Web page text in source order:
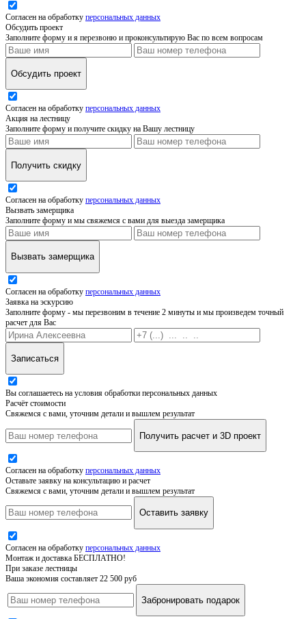
Согласен на обработку персональных данных
Обсудить проект
Заполните форму и я перезвоню и проконсультирую Вас по всем вопросам
Обсудить проект
Согласен на обработку персональных данных
Акция на лестницу
Заполните форму и получите скидку на Вашу лестницу
Получить скидку
Согласен на обработку персональных данных
Вызвать замерщика
Заполните форму и мы свяжемся с вами для выезда замерщика
Вызвать замерщика
Согласен на обработку персональных данных
Заявка на эскурсию
Заполните форму - мы перезвоним в течение 2 минуты и мы произведем точный
расчет для Вас
Записаться
Вы соглашаетесь на условия обработки персональных данных
Расчёт стоимости
Свяжемся с вами, уточним детали и вышлем результат
Получить расчет и 3D проект
Согласен на обработку персональных данных
Оставьте заявку на консультацию и расчет
Свяжемся с вами, уточним детали и вышлем результат
Оставить заявку
Согласен на обработку персональных данных
Монтаж и доставка БЕСПЛАТНО!
При заказе лестницы
Ваша экономия составляет 22 500 руб
Забронировать подарок